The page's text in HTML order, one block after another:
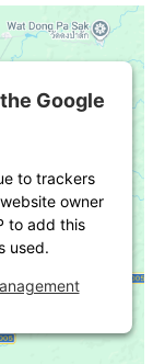
Google
to trackers
owner
to add this
used.